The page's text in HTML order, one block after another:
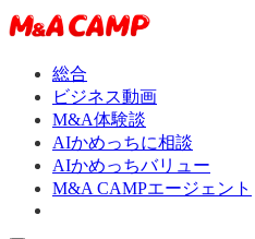
総合
ビジネス動画
M&A体験談
AIかめっちに相談
AIかめっちバリュー
M&A CAMPエージェント